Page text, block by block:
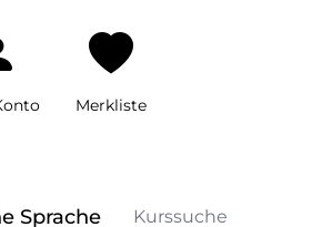
Merkliste
Sprache